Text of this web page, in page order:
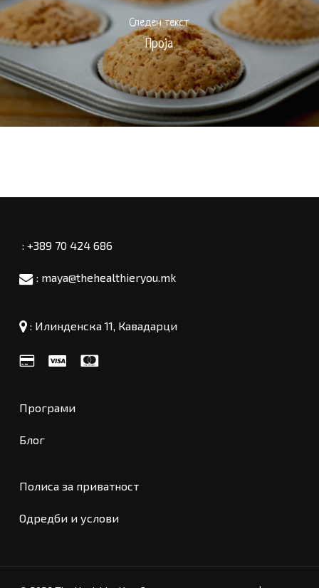
Меѓузбир:
Следен текст
Проја
: +389 70 424 686
: maya@thehealthieryou.mk
: Илинденска 11, Кавадарци
Програми
Блог
Полиса за приватност
Одредби и услови